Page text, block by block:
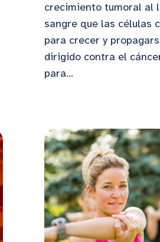
crecimiento tumoral al
sangre que las células
para crecer y
dirigido contra el
para...